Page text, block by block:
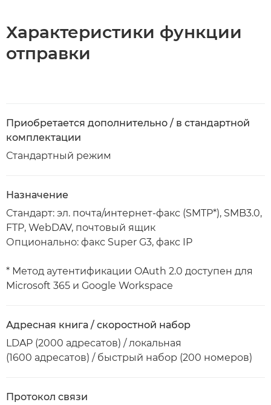
Характеристики функции
отправки
Приобретается дополнительно / в стандартной
комплектации
Стандартный режим
Назначение
Стандарт: эл. почта/интернет-факс (SMTP*), SMB3.0,
FTP, WebDAV, почтовый ящик
Опционально: факс Super G3, факс IP
* Метод аутентификации OAuth 2.0 доступен для
Microsoft 365 и Google Workspace
Адресная книга / скоростной набор
LDAP (2000 адресатов) / локальная
(1600 адресатов) / быстрый набор (200 номеров)
Протокол связи